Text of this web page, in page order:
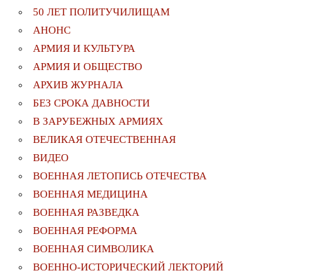
50 ЛЕТ ПОЛИТУЧИЛИЩАМ
АНОНС
АРМИЯ И КУЛЬТУРА
АРМИЯ И ОБЩЕСТВО
АРХИВ ЖУРНАЛА
БЕЗ СРОКА ДАВНОСТИ
В ЗАРУБЕЖНЫХ АРМИЯХ
ВЕЛИКАЯ ОТЕЧЕСТВЕННАЯ
ВИДЕО
ВОЕННАЯ ЛЕТОПИСЬ ОТЕЧЕСТВА
ВОЕННАЯ МЕДИЦИНА
ВОЕННАЯ РАЗВЕДКА
ВОЕННАЯ РЕФОРМА
ВОЕННАЯ СИМВОЛИКА
ВОЕННО-ИСТОРИЧЕСКИЙ ЛЕКТОРИЙ